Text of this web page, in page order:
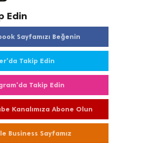
Edin
Sayfamızı Beğenin
Takip Edin
Takip Edin
Kanalımıza Abone Olun
Business Sayfamız